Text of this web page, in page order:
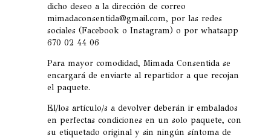
dicho deseo a la dirección de correo
mimadaconsentida@gmail.com, por las redes
sociales (Facebook o Instagram) o por whatsapp
670 02 44 06
Para mayor comodidad, Mimada Consentida se
encargará de enviarte al repartidor a que recojan
el paquete.
El/los artículo/s a devolver deberán ir embalados
en perfectas condiciones en un solo paquete, con
su etiquetado original y sin ningún síntoma de